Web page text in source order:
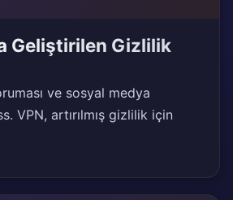
Geliştirilen Gizlilik
ve sosyal medya
VPN, artırılmış gizlilik için